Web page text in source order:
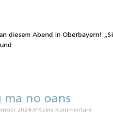
diesem Abend in Oberbayern!
ma no oans
2024 Keine Kommentare